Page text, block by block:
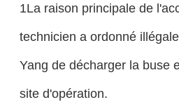
1La raison principale de
technicien a ordonné
Yang de décharger la buse
site d'opération.